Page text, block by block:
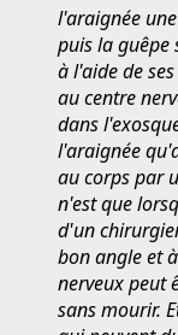
l'araignée
puis la guêpe
à l'aide de
au centre
dans
l'araignée
au corps par
n'est que
d'un
bon angle et
nerveux peut
sans mourir.